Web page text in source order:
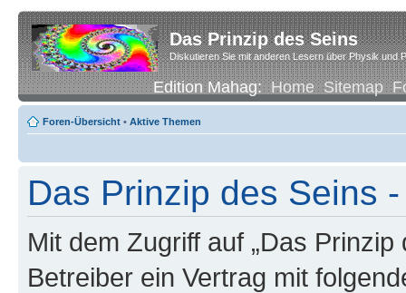
Das Prinzip des Seins
Diskutieren Sie mit anderen Lesern über Physik und
Edition Mahag:Home Sitemap
Foren-Übersicht • Aktive Themen
Das Prinzip des Seins
Mit dem Zugriff auf „Das
Betreiber ein Vertrag mit